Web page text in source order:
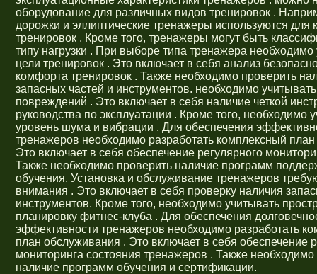
оборудование для различных видов тренировок .
дорожки и эллиптические тренажеры используются для
тренировок . Кроме того, тренажеры могут быть
типу нагрузки . При выборе типа тренажера необходимо
цели тренировок . Это включает в себя анализ
комфорта тренировок . Также необходимо проверить
запасных частей и инструментов. необходимо
повреждений . Это включает в себя наличие четкой
руководства по эксплуатации . Кроме того, необходимо
уровень шума и вибрации . Для обеспечения
тренажеров необходимо разработать комплексный план
Это включает в себя обеспечение регулярного
Также необходимо проверить наличие программ
обучения. Установка и обслуживание тренажеров
внимания . Это включает в себя проверку наличия
инструментов. Кроме того, необходимо учитывать
планировку фитнес-клуба . Для обеспечения
эффективности тренажеров необходимо разработать
план обслуживания . Это включает в себя обеспечение
мониторинга состояния тренажеров . Также необходимо
наличие программ обучения и сертификации.